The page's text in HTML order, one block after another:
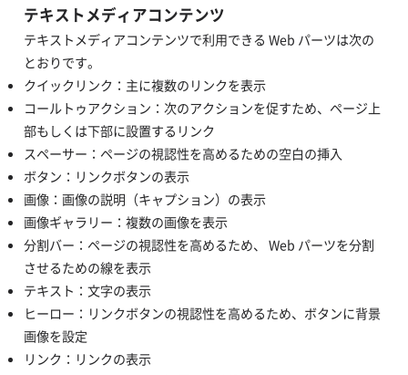
テキストメディアコンテンツ
テキストメディアコンテンツで利用できる Web パーツは次の
とおりです。
クイックリンク：主に複数のリンクを表示
コールトゥアクション：次のアクションを促すため、ページ上
部もしくは下部に設置するリンク
スペーサー：ページの視認性を高めるための空白の挿入
ボタン：リンクボタンの表示
画像：画像の説明（キャプション）の表示
画像ギャラリー：複数の画像を表示
分割バー：ページの視認性を高めるため、 Web パーツを分割
させるための線を表示
テキスト：文字の表示
ヒーロー：リンクボタンの視認性を高めるため、ボタンに背景
画像を設定
リンク：リンクの表示